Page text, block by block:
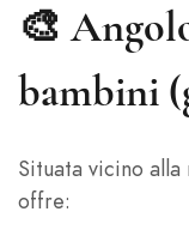
🎨
bambini
Situata vicino
offre: